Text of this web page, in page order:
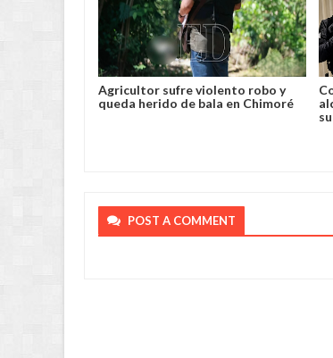
Condenan a 3 años de cárcel al
alcalde de Guayaquil por no usar
POST A COMMENT